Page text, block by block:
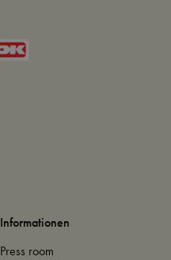
Informationen
Press room